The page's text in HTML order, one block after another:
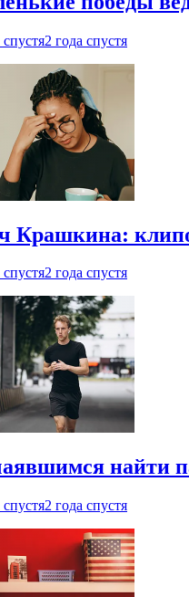
спустя2 года спустя
Крашкина:
2 года спустя
найти
спустя2 года спустя